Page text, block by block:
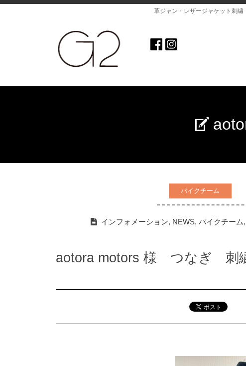
革ジャン・レザージャケット刺
バイクチーム
インフォメーション, NEWS,バイクチーム,
aotora motors 様 つなぎ 刺